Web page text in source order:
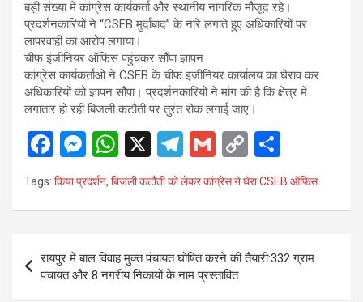
बड़ी संख्या में कांग्रेस कार्यकर्ता और स्थानीय नागरिक मौजूद रहे।
प्रदर्शनकारियों ने “CSEB मुर्दाबाद” के नारे लगाते हुए अधिकारियों पर
लापरवाही का आरोप लगाया।
चीफ इंजीनियर ऑफिस पहुंचकर सौंपा ज्ञापन
कांग्रेस कार्यकर्ताओं ने CSEB के चीफ इंजीनियर कार्यालय का घेराव कर
अधिकारियों को ज्ञापन सौंपा। प्रदर्शनकारियों ने मांग की है कि क्षेत्र में
लगातार हो रही बिजली कटौती पर तुरंत रोक लगाई जाए।
F
a
ce
o
o
M
es
se
g
er
W
h
at
A
p
X
T
el
e
a
m
G
m
ail
C
o
py
n
h
ar
Tags: किया प्रदर्शन, बिजली कटौती को लेकर कांग्रेस ने घेरा CSEB ऑफिस
navigation
रायपुर में बाल विवाह मुक्त पंचायत घोषित करने की तैयारी:332 ग्राम
पंचायत और 8 नगरीय निकायों के नाम प्रस्तावित